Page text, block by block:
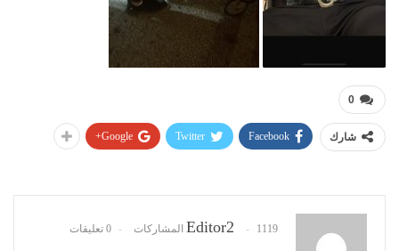
0
شارك Facebook
Twitter
Google+
Editor2 1119 المشاركات 0 تعليقات